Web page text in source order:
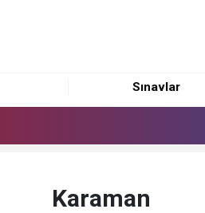
Sınavlar
Karaman